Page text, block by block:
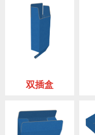
双插盒